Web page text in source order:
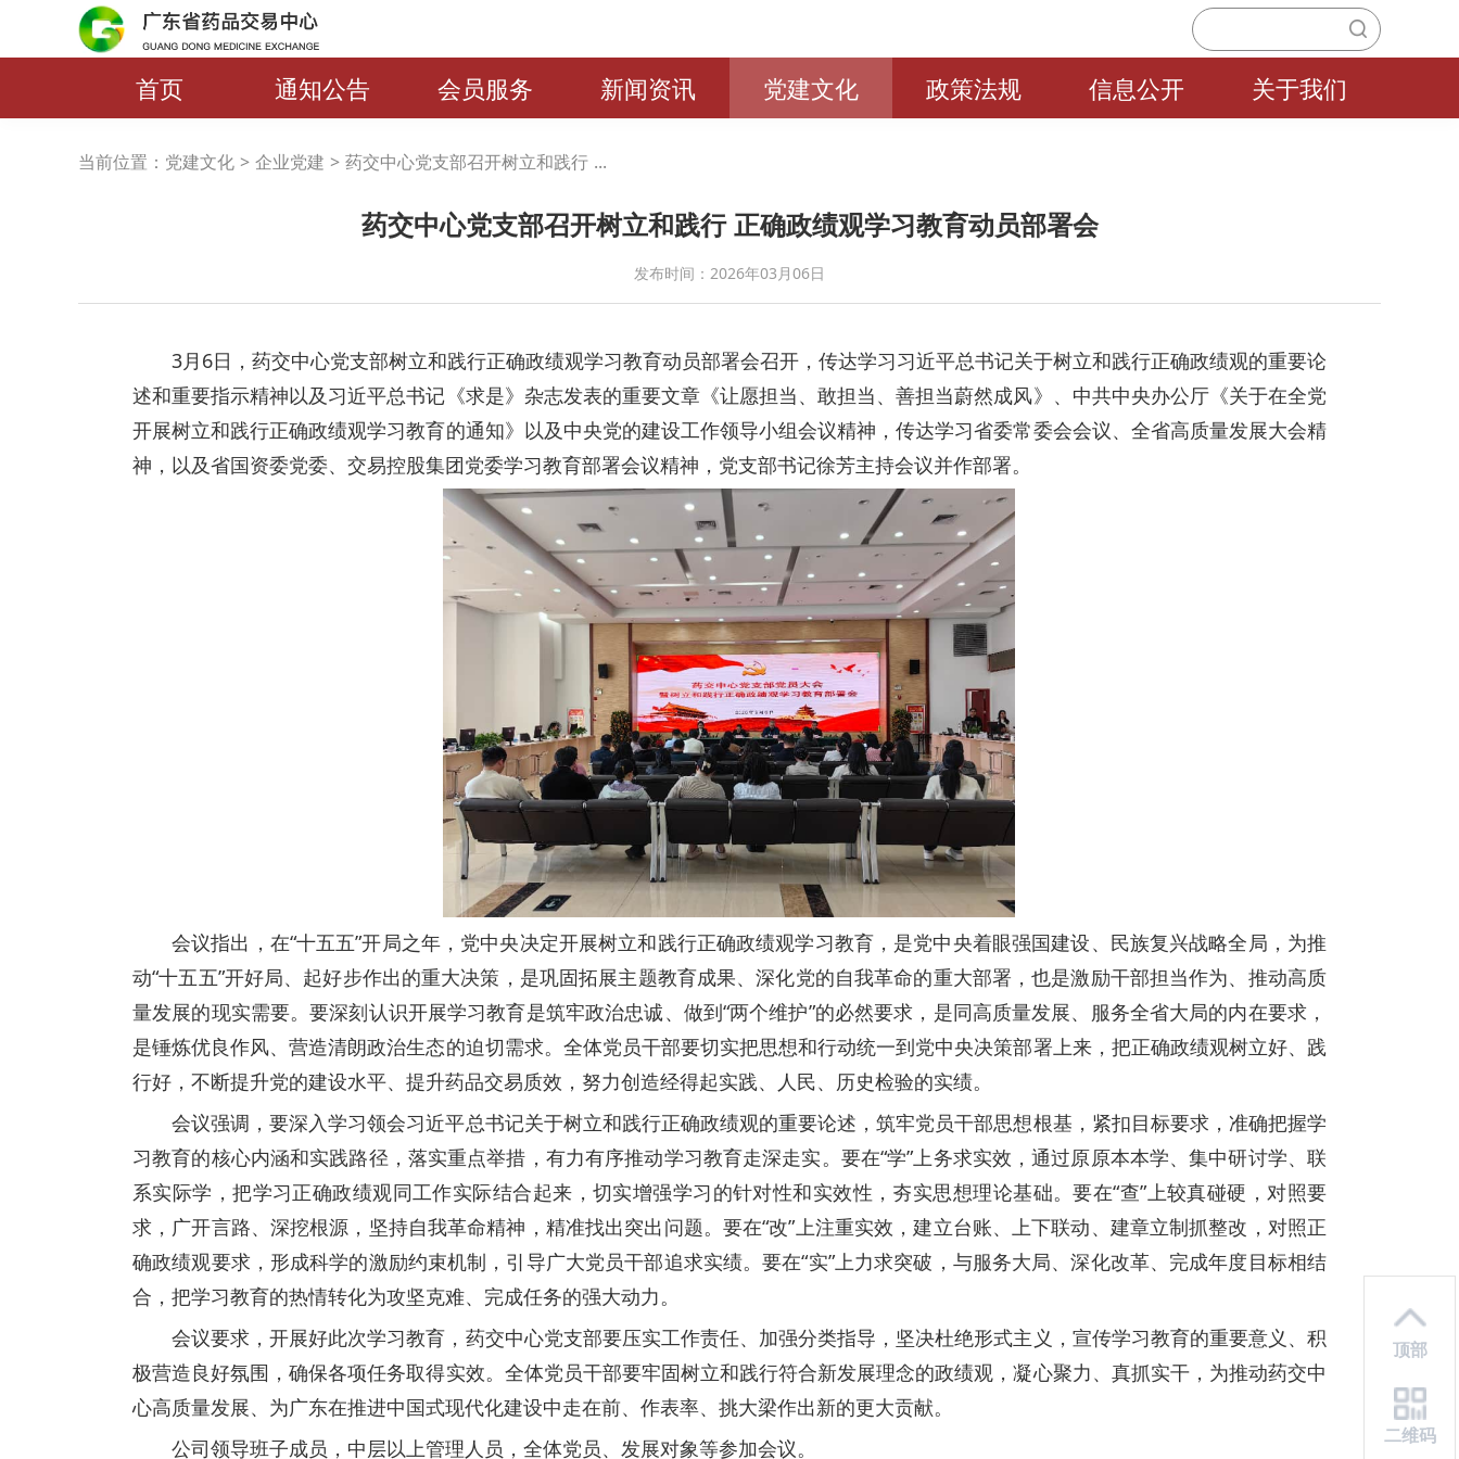
顶部
二维码
首页 通知公告 会员服务 新闻资讯 党建文化 政策法规 信息公开 关于我们
当前位置： 党建文化 > 企业党建 > 药交中心党支部召开树立和践行 ...
药交中心党支部召开树立和践行 正确政绩观学习教育动员部署会
发布时间：2026年03月06日
3月6日，药交中心党支部树立和践行正确政绩观学习教育动员部署会召开，传达学习习近平总书记关于树立和践行正确政绩观的重要论
述和重要指示精神以及习近平总书记《求是》杂志发表的重要文章《让愿担当、敢担当、善担当蔚然成风》、中共中央办公厅《关于在全党
开展树立和践行正确政绩观学习教育的通知》以及中央党的建设工作领导小组会议精神，传达学习省委常委会会议、全省高质量发展大会精
神，以及省国资委党委、交易控股集团党委学习教育部署会议精神，党支部书记徐芳主持会议并作部署。
会议指出，在“十五五”开局之年，党中央决定开展树立和践行正确政绩观学习教育，是党中央着眼强国建设、民族复兴战略全局，为推
动“十五五”开好局、起好步作出的重大决策，是巩固拓展主题教育成果、深化党的自我革命的重大部署，也是激励干部担当作为、推动高质
量发展的现实需要。要深刻认识开展学习教育是筑牢政治忠诚、做到“两个维护”的必然要求，是同高质量发展、服务全省大局的内在要求，
是锤炼优良作风、营造清朗政治生态的迫切需求。全体党员干部要切实把思想和行动统一到党中央决策部署上来，把正确政绩观树立好、践
行好，不断提升党的建设水平、提升药品交易质效，努力创造经得起实践、人民、历史检验的实绩。
会议强调，要深入学习领会习近平总书记关于树立和践行正确政绩观的重要论述，筑牢党员干部思想根基，紧扣目标要求，准确把握学
习教育的核心内涵和实践路径，落实重点举措，有力有序推动学习教育走深走实。要在“学”上务求实效，通过原原本本学、集中研讨学、联
系实际学，把学习正确政绩观同工作实际结合起来，切实增强学习的针对性和实效性，夯实思想理论基础。要在“查”上较真碰硬，对照要
求，广开言路、深挖根源，坚持自我革命精神，精准找出突出问题。要在“改”上注重实效，建立台账、上下联动、建章立制抓整改，对照正
确政绩观要求，形成科学的激励约束机制，引导广大党员干部追求实绩。要在“实”上力求突破，与服务大局、深化改革、完成年度目标相结
合，把学习教育的热情转化为攻坚克难、完成任务的强大动力。
会议要求，开展好此次学习教育，药交中心党支部要压实工作责任、加强分类指导，坚决杜绝形式主义，宣传学习教育的重要意义、积
极营造良好氛围，确保各项任务取得实效。全体党员干部要牢固树立和践行符合新发展理念的政绩观，凝心聚力、真抓实干，为推动药交中
心高质量发展、为广东在推进中国式现代化建设中走在前、作表率、挑大梁作出新的更大贡献。
公司领导班子成员，中层以上管理人员，全体党员、发展对象等参加会议。